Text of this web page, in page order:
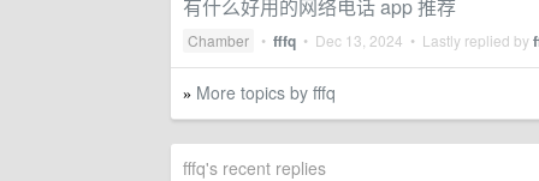
有什么好用的网络电话 app 推荐
Chamber • fffq • Dec 13, 2024 • Lastly replied by
» More topics by fffq
fffq's recent replies